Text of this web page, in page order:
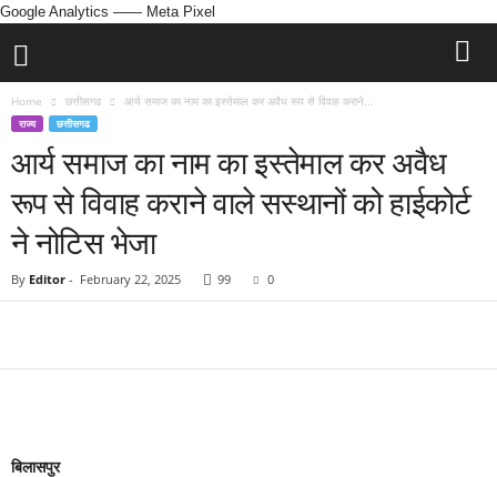
Google Analytics —— Meta Pixel
Home छत्तीसगढ आर्य समाज का नाम का इस्तेमाल कर अवैध रूप से विवाह कराने...
राज्य छत्तीसगढ
आर्य समाज का नाम का इस्तेमाल कर अवैध
रूप से विवाह कराने वाले सस्थानों को हाईकोर्ट
ने नोटिस भेजा
By Editor - February 22, 2025 99 0
बिलासपुर